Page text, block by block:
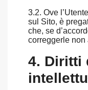
3.2. Ove
sul Sito, è
che, se
correggerle
4. Diritti